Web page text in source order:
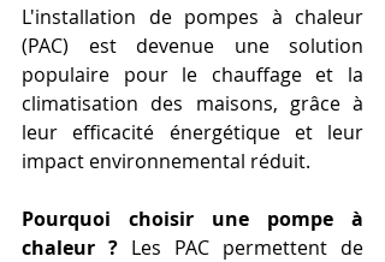
L'installation de pompes à chaleur
(PAC) est devenue une solution
populaire pour le chauffage et la
climatisation des maisons, grâce à
leur efficacité énergétique et leur
impact environnemental réduit.
Pourquoi choisir une pompe à
chaleur ? Les PAC permettent de